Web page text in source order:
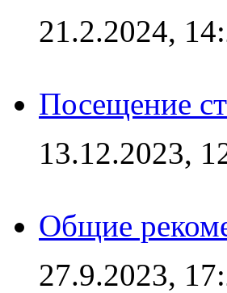
21.2.2024,
Посещение
13.12.2023,
Общие
27.9.2023,